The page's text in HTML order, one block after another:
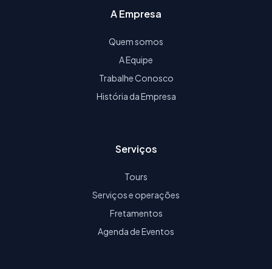
A Empresa
Quem somos
A Equipe
Trabalhe Conosco
História da Empresa
Serviços
Tours
Serviços e operações
Fretamentos
Agenda de Eventos